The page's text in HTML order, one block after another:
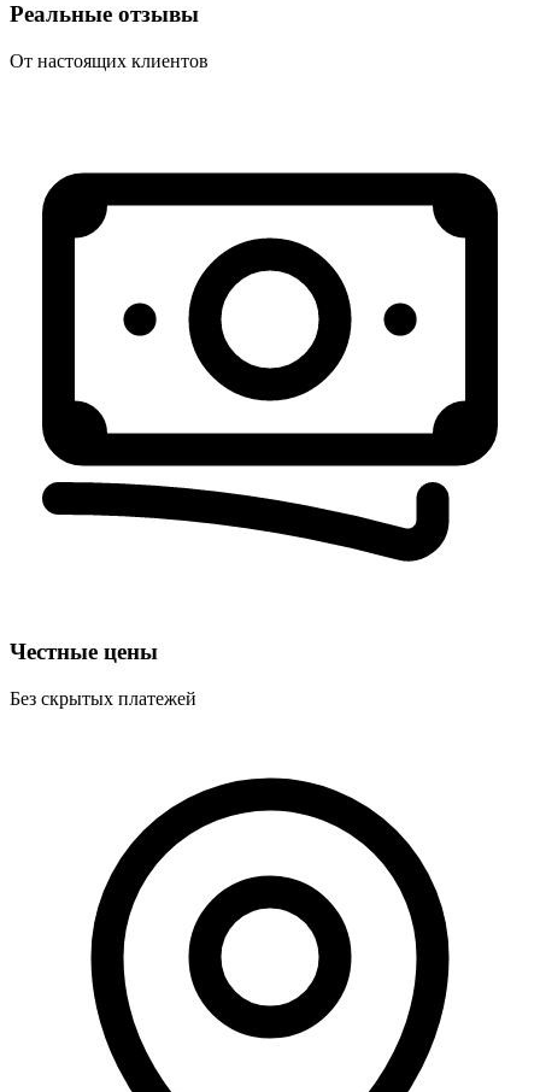
Реальные отзывы
От настоящих клиентов
Честные цены
Без скрытых платежей